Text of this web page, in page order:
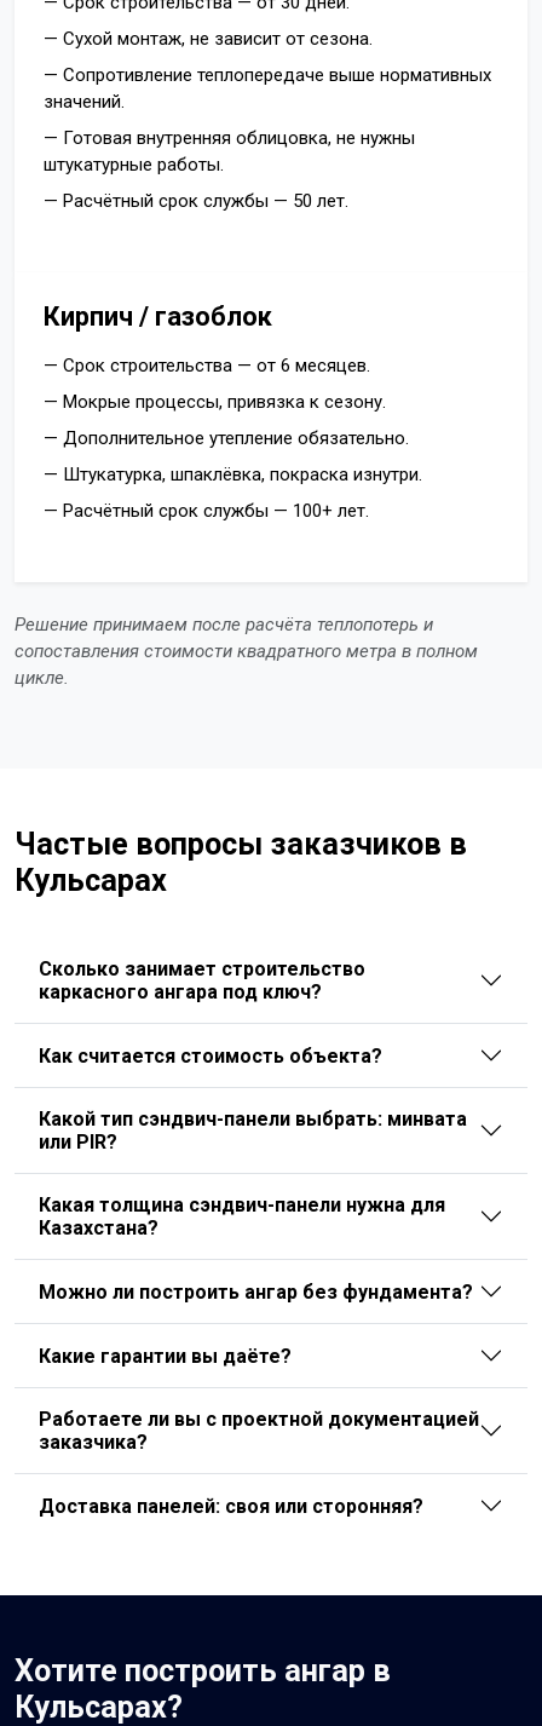
— Сухой монтаж, не зависит от сезона.
— Сопротивление теплопередаче выше нормативных
значений.
— Готовая внутренняя облицовка, не нужны
штукатурные работы.
— Расчётный срок службы — 50 лет.
Кирпич / газоблок
— Срок строительства — от 6 месяцев.
— Мокрые процессы, привязка к сезону.
— Дополнительное утепление обязательно.
— Штукатурка, шпаклёвка, покраска изнутри.
— Расчётный срок службы — 100+ лет.
Решение принимаем после расчёта теплопотерь и
сопоставления стоимости квадратного метра в полном
цикле.
Частые вопросы заказчиков в
Кульсарах
Сколько занимает строительство
каркасного ангара под ключ?
Как считается стоимость объекта?
Какой тип сэндвич-панели выбрать: минвата
или PIR?
Какая толщина сэндвич-панели нужна для
Казахстана?
Можно ли построить ангар без фундамента?
Какие гарантии вы даёте?
Работаете ли вы с проектной документацией
заказчика?
Доставка панелей: своя или сторонняя?
Хотите построить ангар в
Кульсарах?